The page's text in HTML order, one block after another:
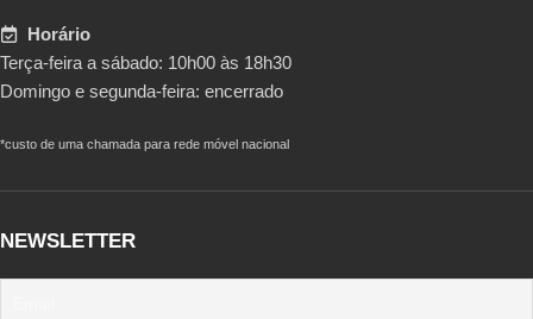
Horário
Terça-feira a sábado: 10h00 às 18h30
Domingo e segunda-feira: encerrado
*custo de uma chamada para rede móvel nacional
NEWSLETTER